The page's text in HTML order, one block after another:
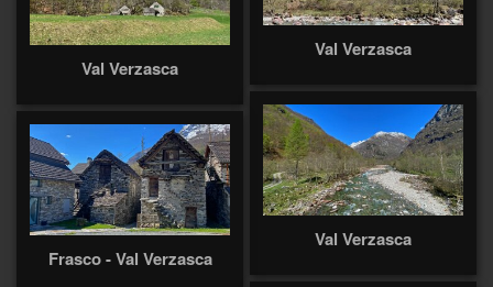
Val Verzasca
Val Verzasca
Val Verzasca
Frasco - Val Verzasca